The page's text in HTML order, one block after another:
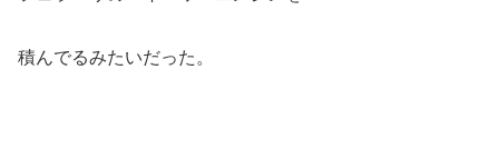
積んでるみたいだった。